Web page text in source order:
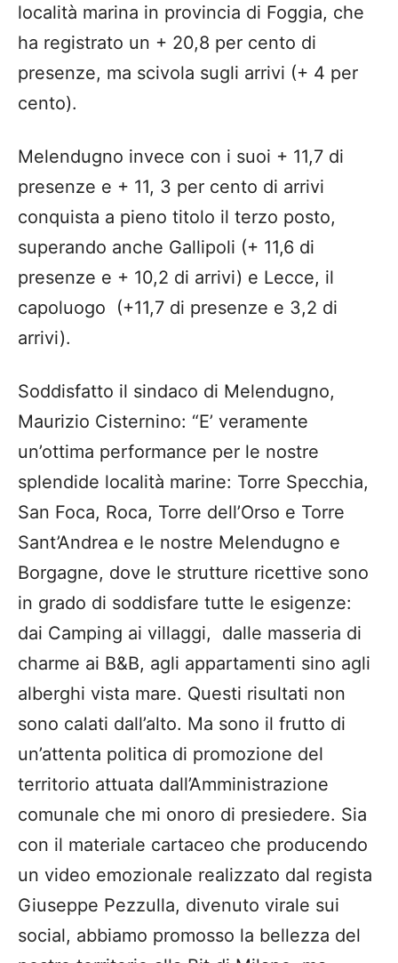
località marina in provincia di Foggia, che
ha registrato un + 20,8 per cento di
presenze, ma scivola sugli arrivi (+ 4 per
cento).
Melendugno invece con i suoi + 11,7 di
presenze e + 11, 3 per cento di arrivi
conquista a pieno titolo il terzo posto,
superando anche Gallipoli (+ 11,6 di
presenze e + 10,2 di arrivi) e Lecce, il
capoluogo (+11,7 di presenze e 3,2 di
arrivi).
Soddisfatto il sindaco di Melendugno,
Maurizio Cisternino: “E’ veramente
un’ottima performance per le nostre
splendide località marine: Torre Specchia,
San Foca, Roca, Torre dell’Orso e Torre
Sant’Andrea e le nostre Melendugno e
Borgagne, dove le strutture ricettive sono
in grado di soddisfare tutte le esigenze:
dai Camping ai villaggi, dalle masseria di
charme ai B&B, agli appartamenti sino agli
alberghi vista mare. Questi risultati non
sono calati dall’alto. Ma sono il frutto di
un’attenta politica di promozione del
territorio attuata dall’Amministrazione
comunale che mi onoro di presiedere. Sia
con il materiale cartaceo che producendo
un video emozionale realizzato dal regista
Giuseppe Pezzulla, divenuto virale sui
social, abbiamo promosso la bellezza del